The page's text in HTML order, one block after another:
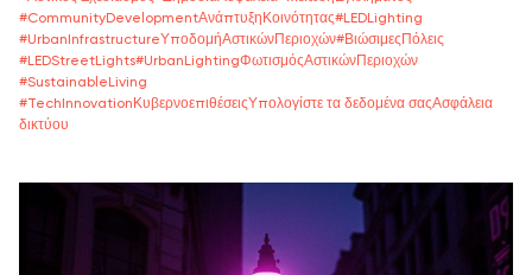
#CommunityDevelopmentΑνάπτυξηΚοινότητας#LEDLighting
#UrbanInfrastructureΥποδομήΑστικώνΠεριοχών#ΒιώσιμεςΠόλεις
#LEDStreetLights#UrbanLightingΦωτισμόςΑστικώνΠεριοχών
#SustainableLiving
#TechInnovationΚυβερνοεπιθέσειςΥπολογίστε τα δεδομένα σαςΑσφάλεια
δικτύου